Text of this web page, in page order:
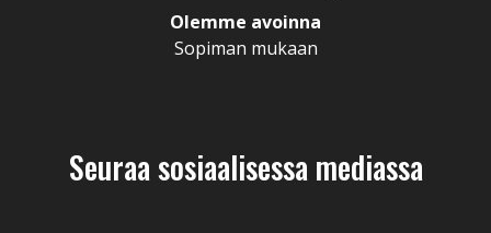
Olemme avoinna
Sopiman mukaan
Seuraa sosiaalisessa mediassa